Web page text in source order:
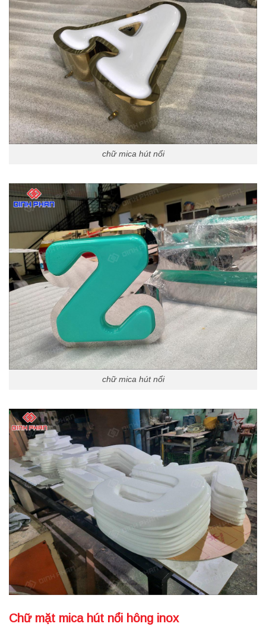
chữ mica hút nổi
chữ mica hút nổi
Chữ mặt mica hút nổi hông inox